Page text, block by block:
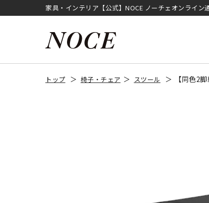
家具・インテリア【公式】NOCE ノーチェオンライン
トップ 椅子・チェア スツール 【同色2